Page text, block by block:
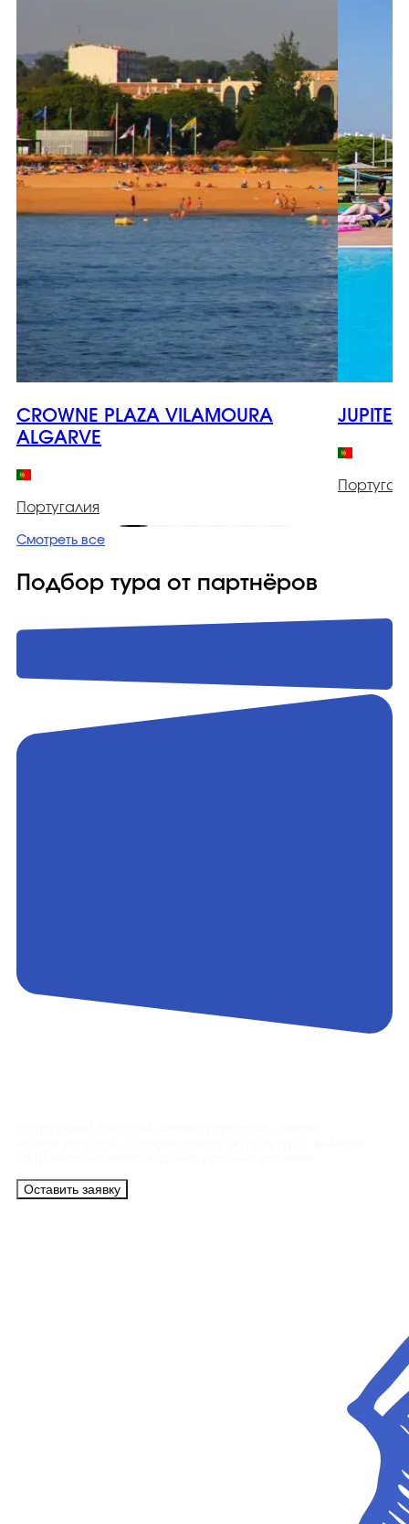
CROWNE PLAZA VILAMOURA
ALGARVE
Португалия
Смотреть все
Подбор тура от партнёров
Оставить заявку